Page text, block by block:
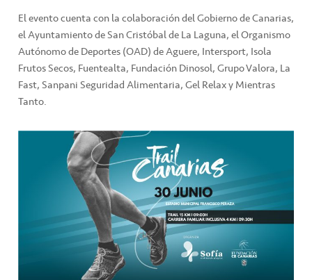
El evento cuenta con la colaboración del Gobierno de Canarias,
el Ayuntamiento de San Cristóbal de La Laguna, el Organismo
Autónomo de Deportes (OAD) de Aguere, Intersport, Isola
Frutos Secos, Fuentealta, Fundación Dinosol, Grupo Valora, La
Fast, Sanpani Seguridad Alimentaria, Gel Relax y Mientras
Tanto.